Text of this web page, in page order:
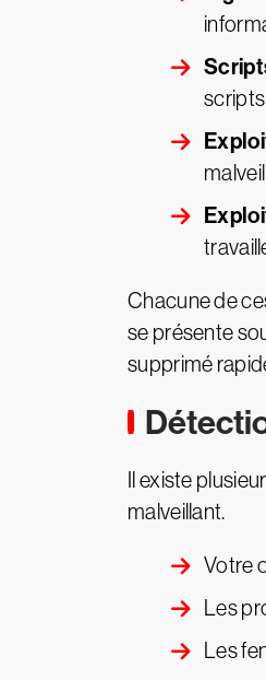
Chacune de
se présente
supprimé
Il existe
malveillant.
Votre
Les
Les